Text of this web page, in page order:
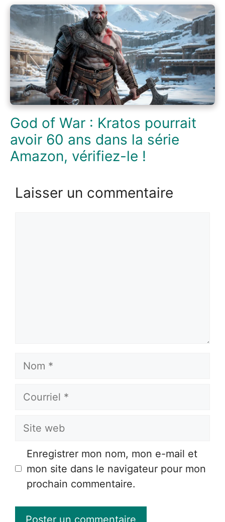
God of War : Kratos pourrait
avoir 60 ans dans la série
Amazon, vérifiez-le !
Laisser un commentaire
Nom
Courriel
Site
Enregistrer mon nom, mon e-mail et
mon site dans le navigateur pour mon
prochain commentaire.